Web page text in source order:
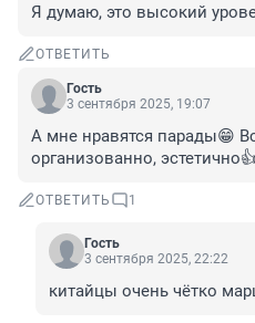
Я думаю, это высокий
ОТВЕТИТЬ
Гость
3 сентября 2025, 19:07
А мне нравятся парады😁
организованно, эстетично👍
ОТВЕТИТЬ 1
Гость
3 сентября 2025, 22:22
китайцы очень чётко